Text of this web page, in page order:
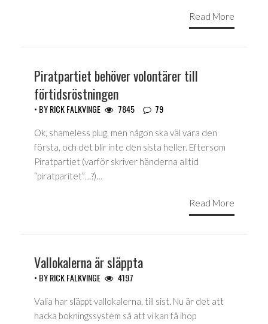
Read More
Piratpartiet behöver volontärer till
förtidsröstningen
• BYRICK FALKVINGE 7845 79
Ok, shameless plug, men någon ska väl vara den
första, och det blir inte den sista heller. Eftersom
Piratpartiet (varför skriver händerna alltid
“piratparitet”…?)…
Read More
Vallokalerna är släppta
• BYRICK FALKVINGE 4197
Valia har släppt vallokalerna, till sist. Nu är det att
hacka bokningssystem så att vi kan få ihop